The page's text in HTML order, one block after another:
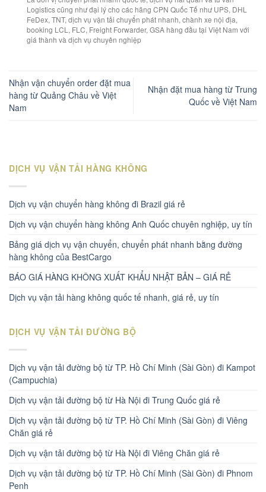
Logistics cũng như đại lý cho các hãng CPN Quốc Tế như UPS, DHL
FeDex, TNT, dịch vụ vận tải chuyển phát nhanh, chành xe nội địa,
booking LCL, FLC, Freight Forwarder, GSA hàng đầu tại Việt Nam với
giá thành và dịch vụ chuyên nghiệp
Nhận vận chuyển order đặt mua
hàng từ Quảng Châu về Việt
Nam
Nhận đặt mua hàng từ Trung
Quốc về Việt Nam
DỊCH VỤ VẬN TẢI HÀNG KHÔNG
Dịch vụ vận chuyển hàng không đi Brazil giá rẻ
Dịch vụ vận chuyển hàng không Anh Quốc chuyên nghiệp, uy tín
Bảng giá dịch vụ vận chuyển, chuyển phát nhanh bằng đường
hàng không của BestCargo
BÁO GIÁ HÀNG KHÔNG XUẤT KHẨU NHẬT BẢN – GIÁ RẺ
Dịch vụ vận tải hàng không quốc tế nhanh, giá rẻ, uy tín
DỊCH VỤ VẬN TẢI ĐƯỜNG BỘ
Dịch vụ vận tải đường bộ từ TP. Hồ Chí Minh (Sài Gòn) đi Kampot
(Campuchia)
Dịch vụ vận tải đường bộ từ Hà Nội đi Trung Quốc giá rẻ
Dịch vụ vận tải đường bộ từ TP. Hồ Chí Minh (Sài Gòn) đi Viêng
Chăn giá rẻ
Dịch vụ vận tải đường bộ từ Hà Nội đi Viêng Chăn giá rẻ
Dịch vụ vận tải đường bộ từ TP. Hồ Chí Minh (Sài Gòn) đi Phnom
Penh